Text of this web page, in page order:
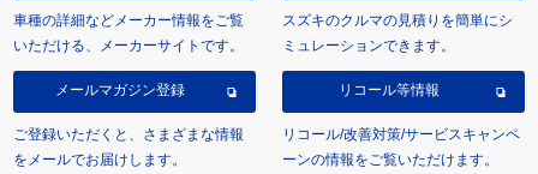
車種の詳細などメーカー情報をご覧
いただける、メーカーサイトです。
スズキのクルマの見積りを簡単にシ
ミュレーションできます。
メールマガジン登録
ご登録いただくと、さまざまな情報
をメールでお届けします。
リコール等情報
リコール/改善対策/サービスキャンペ
ーンの情報をご覧いただけます。